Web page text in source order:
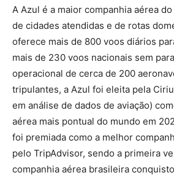
A Azul é a maior companhia aérea
de cidades atendidas e de rotas
oferece mais de 800 voos diários
mais de 230 voos nacionais sem
operacional de cerca de 200
tripulantes, a Azul foi eleita pela
em análise de dados de aviação)
aérea mais pontual do mundo em
foi premiada como a melhor
pelo TripAdvisor, sendo a primeira
companhia aérea brasileira